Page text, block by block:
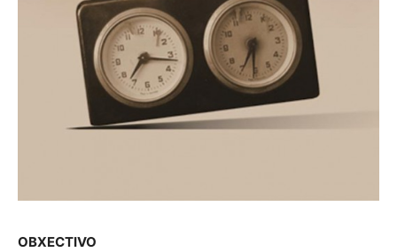
OBXECTIVO